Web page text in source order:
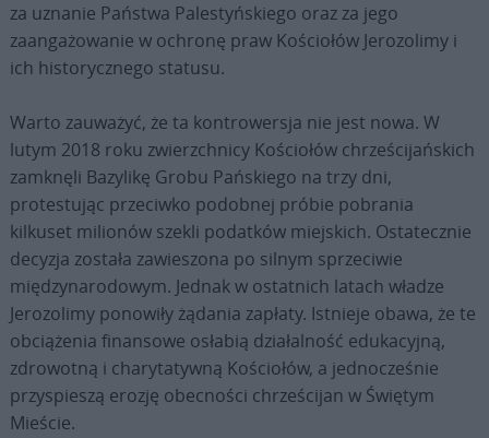
za uznanie Państwa Palestyńskiego oraz za jego
zaangażowanie w ochronę praw Kościołów Jerozolimy i
ich historycznego statusu.
Warto zauważyć, że ta kontrowersja nie jest nowa. W
lutym 2018 roku zwierzchnicy Kościołów chrześcijańskich
zamknęli Bazylikę Grobu Pańskiego na trzy dni,
protestując przeciwko podobnej próbie pobrania
kilkuset milionów szekli podatków miejskich. Ostatecznie
decyzja została zawieszona po silnym sprzeciwie
międzynarodowym. Jednak w ostatnich latach władze
Jerozolimy ponowiły żądania zapłaty. Istnieje obawa, że te
obciążenia finansowe osłabią działalność edukacyjną,
zdrowotną i charytatywną Kościołów, a jednocześnie
przyspieszą erozję obecności chrześcijan w Świętym
Mieście.